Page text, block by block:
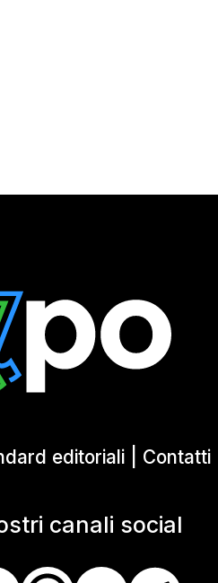
editoriali| Contatti|
canali social